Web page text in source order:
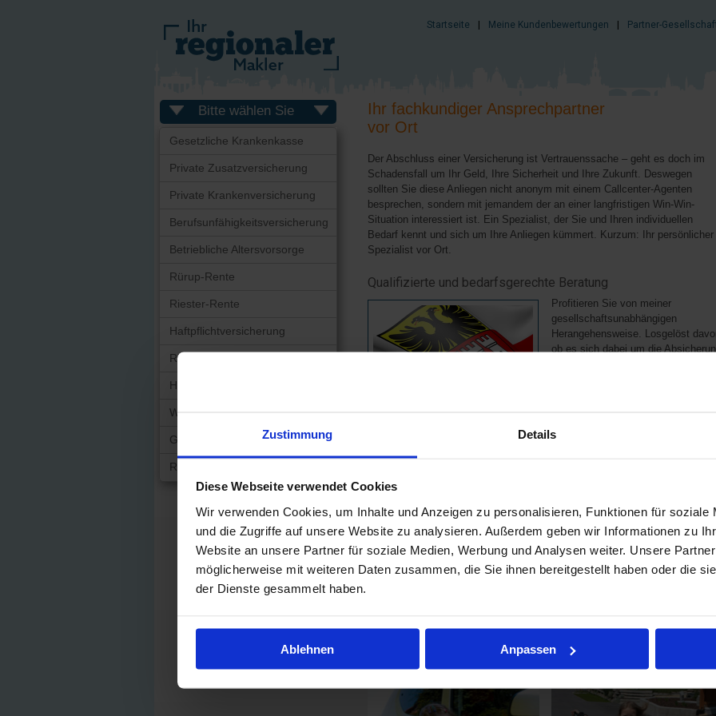
Zustimmung Details
Diese Webseite verwendet Cookies
Wir verwenden Cookies, um Inhalte und Anzeigen zu personalisieren, Funktionen für soziale
und die Zugriffe auf unsere Website zu analysieren. Außerdem geben wir Informationen zu
Website an unsere Partner für soziale Medien, Werbung und Analysen weiter. Unsere
möglicherweise mit weiteren Daten zusammen, die Sie ihnen bereitgestellt haben oder die
der Dienste gesammelt haben.
Ablehnen Anpassen
Startseite Meine Kundenbewertungen Partner-
Bitte wählen Sie
Gesetzliche Krankenkasse
Private Zusatzversicherung
Private Krankenversicherung
Berufsunfähigkeitsversicherung
Betriebliche Altersvorsorge
Rürup-Rente
Riester-Rente
Haftpflichtversicherung
Risikolebensversicherung
Hausratversicherung
Wohngebäudeversicherung
Gewerbesach-Versicherung
Rechtsschutz
Ihr fachkundiger Ansprechpartner
vor Ort
Der Abschluss einer Versicherung ist Vertrauenssache – geht es doch im
Schadensfall um Ihr Geld, Ihre Sicherheit und Ihre Zukunft. Deswegen
sollten Sie diese Anliegen nicht anonym mit einem Callcenter-Agenten
besprechen, sondern mit jemandem der an einer langfristigen Win-Win-
Situation interessiert ist. Ein Spezialist, der Sie und Ihren individuellen
Bedarf kennt und sich um Ihre Anliegen kümmert. Kurzum: Ihr persönlicher
Spezialist vor Ort.
Qualifizierte und bedarfsgerechte Beratung
Profitieren Sie von meiner
gesellschaftsunabhängigen
Herangehensweise. Losgelöst
ob es sich dabei um die
Als Ihr persönlicher Versicherungsmakler stehe ich jederzeit gerne für alle
jahrelanger Erfahrung kann ich Ihnen bestimmt dabei helfen, Ihre
Weitere Themen